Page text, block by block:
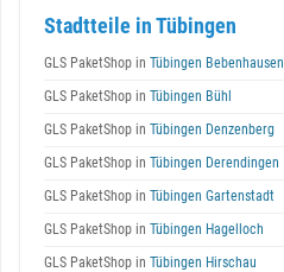
Stadtteile in Tübingen
GLS PaketShop in Tübingen Bebenhausen
GLS PaketShop in Tübingen Bühl
GLS PaketShop in Tübingen Denzenberg
GLS PaketShop in Tübingen Derendingen
GLS PaketShop in Tübingen Gartenstadt
GLS PaketShop in Tübingen Hagelloch
GLS PaketShop in Tübingen Hirschau